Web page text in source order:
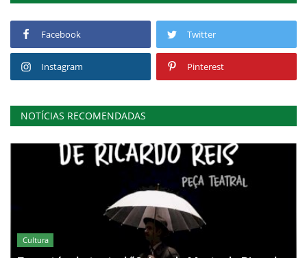
Facebook Twitter
Instagram Pinterest
NOTÍCIAS RECOMENDADAS
Cultura